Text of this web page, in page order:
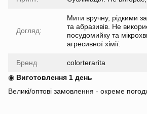
Догляд:
Мити вручну, рідкими
та абразивів. Не
посудомийку та
агресивної хімії.
Бренд
colorterarita
◉ Виготовлення 1 день
Великі/оптові замовлення - окреме